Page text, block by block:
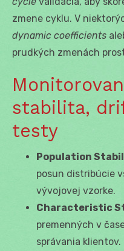
zmene cyklu. V
dynamic coefficients
prudkých zmenách
stabilita,
testy
Population
posun distribúcie
vývojovej vzorke.
Characteristic
premenných v
správania klientov.